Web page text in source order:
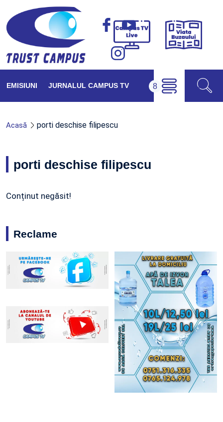
Campus
Viața
EMISIUNI JURNALUL CAMPUS TV
Acasă porti deschise filipescu
porti deschise filipescu
Conținut negăsit!
Reclame